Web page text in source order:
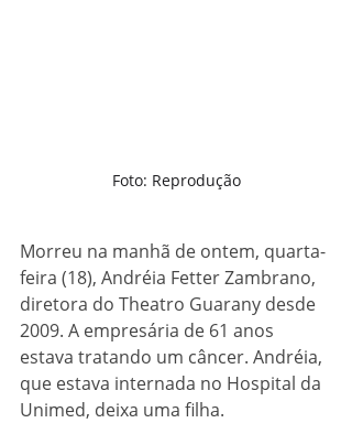
Foto: Reprodução
Morreu na manhã de ontem, quarta-
feira (18), Andréia Fetter Zambrano,
diretora do Theatro Guarany desde
2009. A empresária de 61 anos
estava tratando um câncer. Andréia,
que estava internada no Hospital da
Unimed, deixa uma filha.